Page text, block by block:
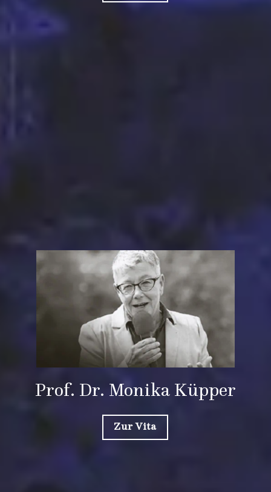
Prof. Dr. Monika Küpper
Zur Vita